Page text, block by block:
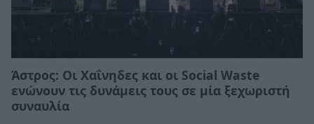
Άστρος: Οι Χαΐνηδες και οι Social Waste
ενώνουν τις δυνάμεις τους σε μία ξεχωριστή
συναυλία